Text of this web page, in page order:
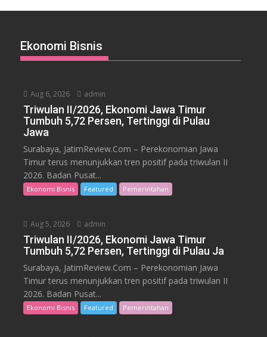
Ekonomi Bisnis
Aug 6, 2026 admin
Triwulan II/2026, Ekonomi Jawa Timur
Tumbuh 5,72 Persen, Tertinggi di Pulau
Jawa
Surabaya, JatimReview.Com – Perekonomian Jawa
Timur terus menunjukkan tren positif pada triwulan II
2026. Badan Pusat...
Ekonomi Bisnis Featured Pemerintahan
Aug 5, 2026 admin
Triwulan II/2026, Ekonomi Jawa Timur
Tumbuh 5,72 Persen, Tertinggi di Pulau Ja
Surabaya, JatimReview.Com – Perekonomian Jawa
Timur terus menunjukkan tren positif pada triwulan II
2026. Badan Pusat...
Ekonomi Bisnis Featured Pemerintahan